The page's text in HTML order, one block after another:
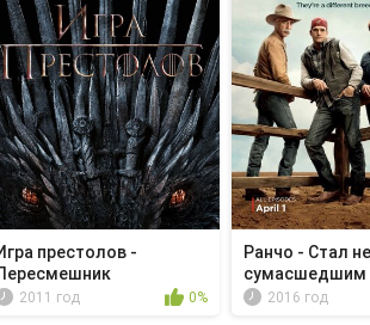
престолов -
2011 год 0%
Ранчо - Стал
сумасшедшим
2016 год